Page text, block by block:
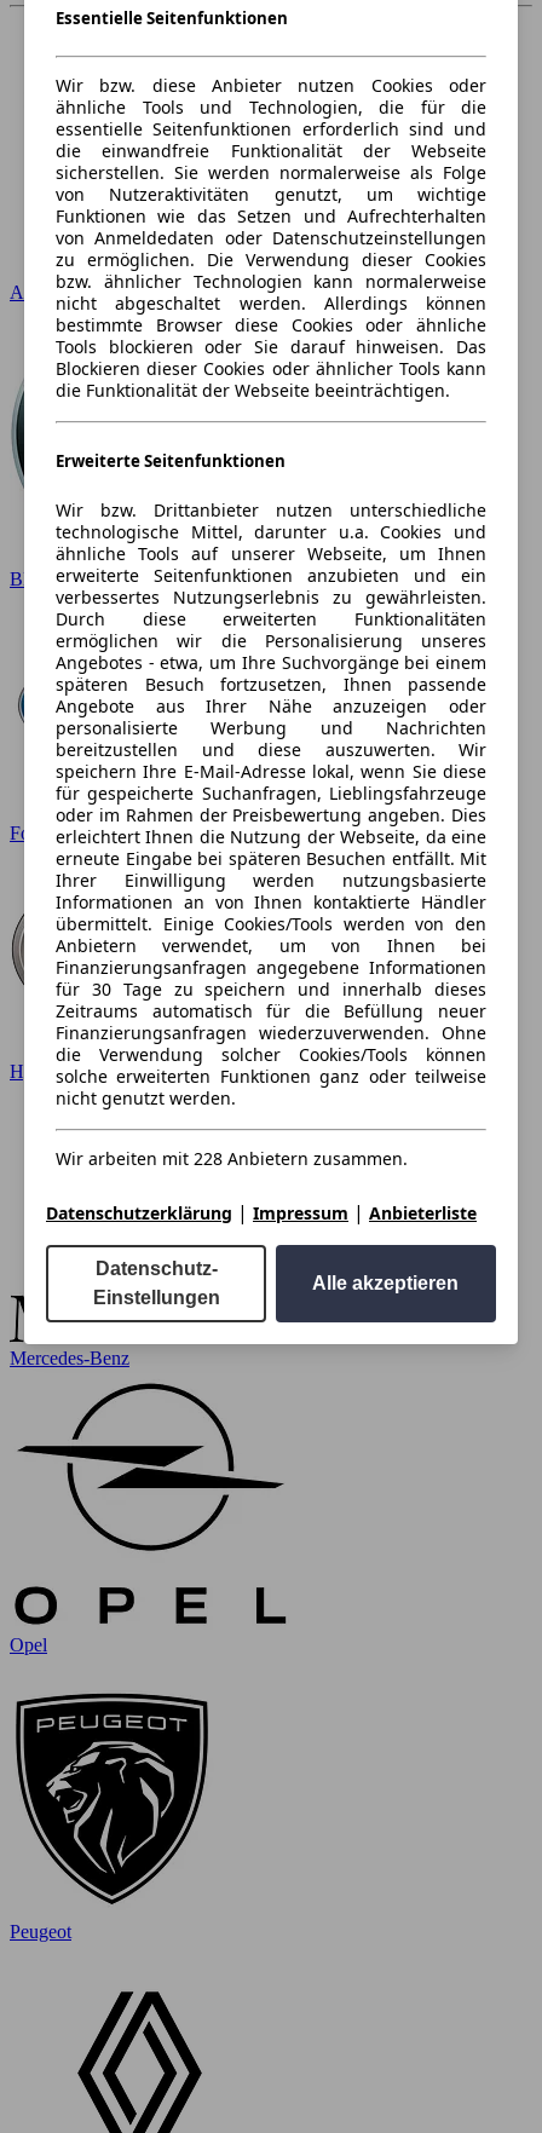
Audi
BMW
Ford
Hyundai
Mercedes-Benz
Opel
Peugeot
Essentielle Seitenfunktionen
Wir bzw. diese Anbieter nutzen Cookies oder
ähnliche Tools und Technologien, die für die
essentielle Seitenfunktionen erforderlich sind und
die einwandfreie Funktionalität der Webseite
sicherstellen. Sie werden normalerweise als Folge
von Nutzeraktivitäten genutzt, um wichtige
Funktionen wie das Setzen und Aufrechterhalten
von Anmeldedaten oder Datenschutzeinstellungen
zu ermöglichen. Die Verwendung dieser Cookies
bzw. ähnlicher Technologien kann normalerweise
nicht abgeschaltet werden. Allerdings können
bestimmte Browser diese Cookies oder ähnliche
Tools blockieren oder Sie darauf hinweisen. Das
Blockieren dieser Cookies oder ähnlicher Tools kann
die Funktionalität der Webseite beeinträchtigen.
Erweiterte Seitenfunktionen
Wir bzw. Drittanbieter nutzen unterschiedliche
technologische Mittel, darunter u.a. Cookies und
ähnliche Tools auf unserer Webseite, um Ihnen
erweiterte Seitenfunktionen anzubieten und ein
verbessertes Nutzungserlebnis zu gewährleisten.
Durch diese erweiterten Funktionalitäten
ermöglichen wir die Personalisierung unseres
Angebotes - etwa, um Ihre Suchvorgänge bei einem
späteren Besuch fortzusetzen, Ihnen passende
Angebote aus Ihrer Nähe anzuzeigen oder
personalisierte Werbung und Nachrichten
bereitzustellen und diese auszuwerten. Wir
speichern Ihre E-Mail-Adresse lokal, wenn Sie diese
für gespeicherte Suchanfragen, Lieblingsfahrzeuge
oder im Rahmen der Preisbewertung angeben. Dies
erleichtert Ihnen die Nutzung der Webseite, da eine
erneute Eingabe bei späteren Besuchen entfällt. Mit
Ihrer Einwilligung werden nutzungsbasierte
Informationen an von Ihnen kontaktierte Händler
übermittelt. Einige Cookies/Tools werden von den
Anbietern verwendet, um von Ihnen bei
Finanzierungsanfragen angegebene Informationen
für 30 Tage zu speichern und innerhalb dieses
Zeitraums automatisch für die Befüllung neuer
Finanzierungsanfragen wiederzuverwenden. Ohne
die Verwendung solcher Cookies/Tools können
solche erweiterten Funktionen ganz oder teilweise
nicht genutzt werden.
Wir arbeiten mit 228 Anbietern zusammen.
Datenschutzerklärung | Impressum | Anbieterliste
Datenschutz-
Einstellungen
Alle akzeptieren